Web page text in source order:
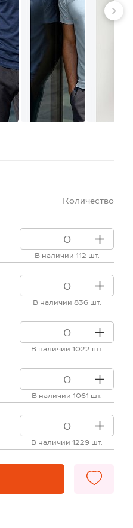
Количество
В наличии 112 шт.
В наличии 836 шт.
В наличии 1022 шт.
В наличии 1061 шт.
В наличии 1229 шт.